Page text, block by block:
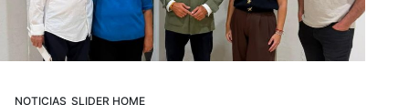
NOTICIAS,SLIDER HOME